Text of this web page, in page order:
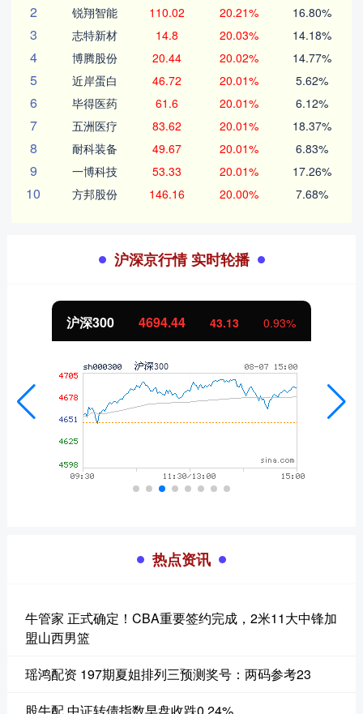
2 锐翔智能 110.02 20.21% 16.80%
3 志特新材 14.8 20.03% 14.18%
4 博腾股份 20.44 20.02% 14.77%
5 近岸蛋白 46.72 20.01% 5.62%
6 毕得医药 61.6 20.01% 6.12%
7 五洲医疗 83.62 20.01% 18.37%
8 耐科装备 49.67 20.01% 6.83%
9 一博科技 53.33 20.01% 17.26%
10 方邦股份 146.16 20.00% 7.68%
沪深京行情 实时轮播
沪深300 4694.44 43.13 0.93%
热点资讯
牛管家 正式确定！CBA重要签约完成，2米11大中锋加
盟山西男篮
瑶鸿配资 197期夏姐排列三预测奖号：两码参考23